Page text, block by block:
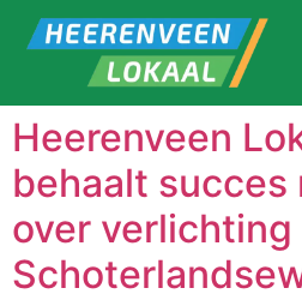
Heerenveen
behaalt succes
over verlichting